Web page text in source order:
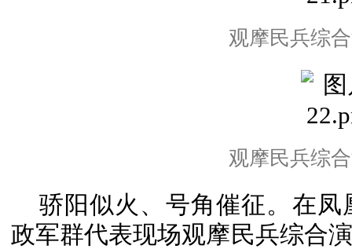
观摩民兵综
观摩民兵综
骄阳似火、号角催征。在
政军群代表现场观摩民兵综合